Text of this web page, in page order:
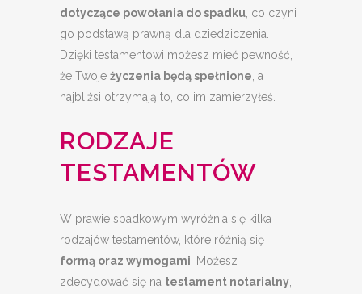
dotyczące powołania do spadku, co czyni
go podstawą prawną dla dziedziczenia.
Dzięki testamentowi możesz mieć pewność,
że Twoje życzenia będą spełnione, a
najbliżsi otrzymają to, co im zamierzyłeś.
RODZAJE
TESTAMENTÓW
W prawie spadkowym wyróżnia się kilka
rodzajów testamentów, które różnią się
formą oraz wymogami. Możesz
zdecydować się na testament notarialny,